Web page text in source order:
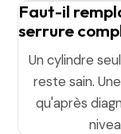
Faut-il
serrure
Un cylindre
reste sain.
qu'après